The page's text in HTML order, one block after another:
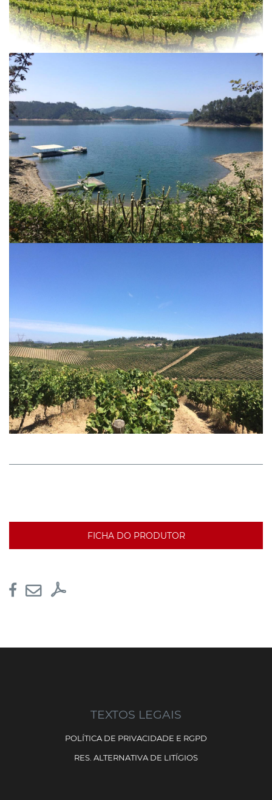
FICHA DO PRODUTOR
TEXTOS LEGAIS
POLÍTICA DE PRIVACIDADE E RGPD
RES. ALTERNATIVA DE LITÍGIOS